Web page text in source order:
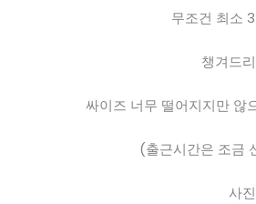
무조건 최소
챙겨드
싸이즈 너무 떨어지지만 않
(출근시간은 조금
사